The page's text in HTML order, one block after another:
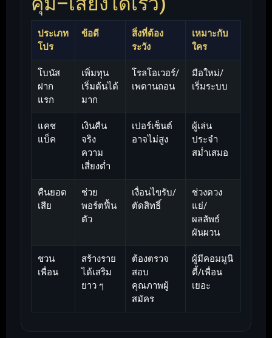
ประเภท
โปร
ข้อดี
สิ่งที่ต้อง
ระวัง
เหมาะกับ
ใคร
โบนัส
ฝาก
แรก
เพิ่มทุน
เริ่มต้นได้
มาก
โรลโอเวอร์/
เพดานถอน
มือใหม่/
เริ่มระบบ
แคช
แบ็ค
เงินคืน
จริง
ความ
เสี่ยงต่ำ
เปอร์เซ็นต์
อาจไม่สูง
ผู้เล่น
ประจำ
สม่ำเสมอ
คืนยอด
เสีย
ช่วย
พอร์ตฟื้น
ตัว
เงื่อนไขรับ/
ตัดสิทธิ์
ช่วงดวง
แย่/
ผลลัพธ์
ผันผวน
ชวน
เพื่อน
สร้างราย
ได้เสริม
ยาว ๆ
ต้องตรวจ
สอบ
คุณภาพผู้
สมัคร
ผู้มีคอมมูนิ
ตี้/เพื่อน
เยอะ